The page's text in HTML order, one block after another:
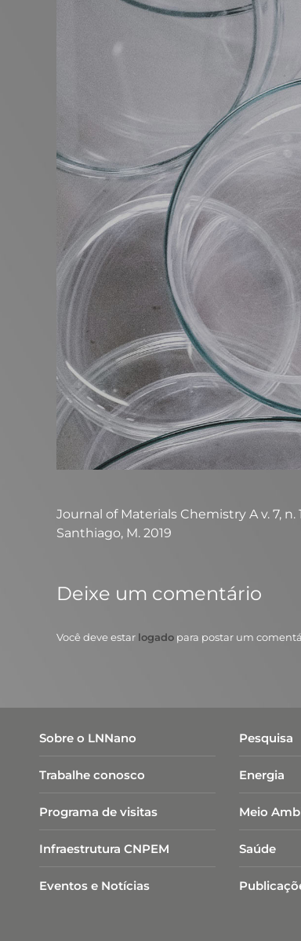
Journal of Materials Chemistry A v. 7, n.
Santhiago, M. 2019
Deixe um comentário
Você deve estar logado para postar um
Sobre o LNNano
Trabalhe conosco
Programa de visitas
Infraestrutura CNPEM
Eventos e Notícias
Pesquisa
Energia
Meio
Saúde